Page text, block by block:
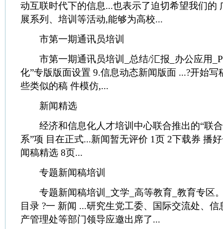
动互联时代下的信息...也表示了迫切希望我们的
展系列、培训等活动,能够为高校...
市第一期通讯员培训
市第一期通讯员培训_总结/汇报_办公应用
化”专版版面设置 9.信息动态新闻版面 ...?开始
些类似的稿 件模仿,...
新闻精选
经济和信息化人才培训中心联合推出的“联合
系”项 目在正式...新闻暂无评价 1页 2下载券 播
闻稿精选 8页...
专题新闻稿培训
专题新闻稿培训_文学_高等教育_教育专区
目录 ?一 新闻 ...研究生党工委、国际交流处、
产管理处等部门领导应邀出席了...